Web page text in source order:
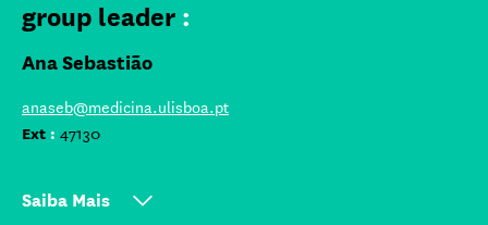
group leader :
Ana Sebastião
anaseb@medicina.ulisboa.pt
Ext : 47130
Saiba Mais